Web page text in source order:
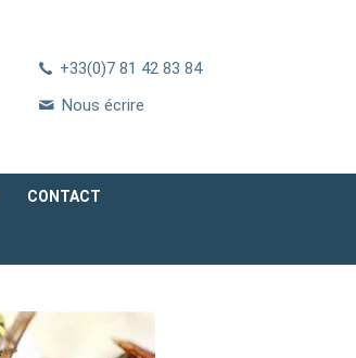
+33(0)7 81 42 83 84
Nous écrire
CONTACT